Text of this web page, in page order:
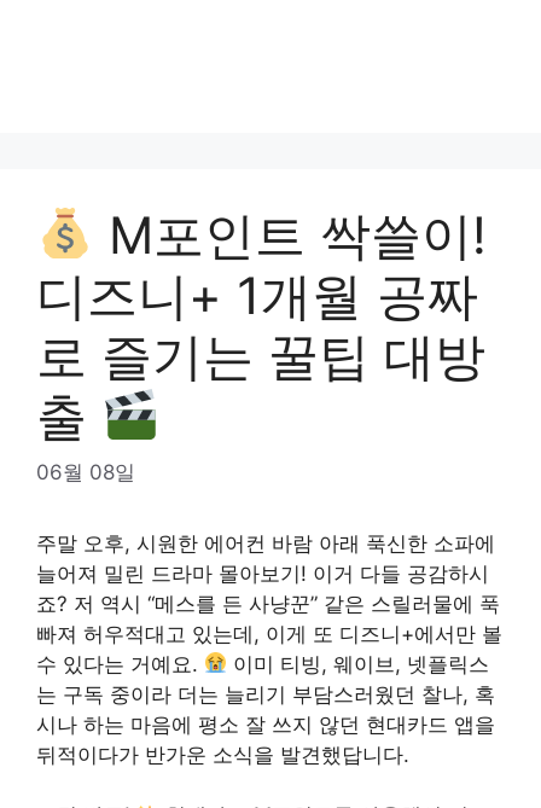
M포인트 싹쓸이!
디즈니+ 1개월 공짜
로 즐기는 꿀팁 대방
출
06월 08일
주말 오후, 시원한 에어컨 바람 아래 푹신한 소파에
늘어져 밀린 드라마 몰아보기! 이거 다들 공감하시
죠? 저 역시 “메스를 든 사냥꾼” 같은 스릴러물에 푹
빠져 허우적대고 있는데, 이게 또 디즈니+에서만 볼
수 있다는 거예요.
이미 티빙, 웨이브, 넷플릭스
는 구독 중이라 더는 늘리기 부담스러웠던 찰나, 혹
시나 하는 마음에 평소 잘 쓰지 않던 현대카드 앱을
뒤적이다가 반가운 소식을 발견했답니다.